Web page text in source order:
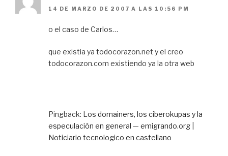
14 DE MARZO DE 2007 A LAS 10:56 PM
o el caso de Carlos…
que existia ya todocorazon.net y el creo
todocorazon.com existiendo ya la otra web
Pingback: Los domainers, los ciberokupas y la
especulación en general — emigrando.org |
Noticiario tecnologico en castellano